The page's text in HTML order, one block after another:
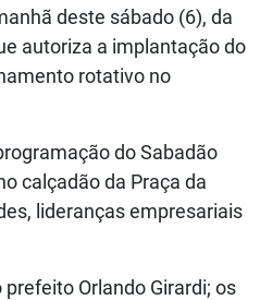
deste sábado (6), da
autoriza a implantação do
rotativo no
do Sabadão
calçadão da Praça da
lideranças empresariais
Orlando Girardi; os